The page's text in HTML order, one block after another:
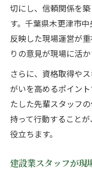
切にし、信頼関係を
す。千葉県木更津市
反映した現場運営が
りの意見が現場に活
さらに、資格取得や
がいを高めるポイン
たした先輩スタッフ
持って行動すること
役立ちます。
建設業スタッフが現